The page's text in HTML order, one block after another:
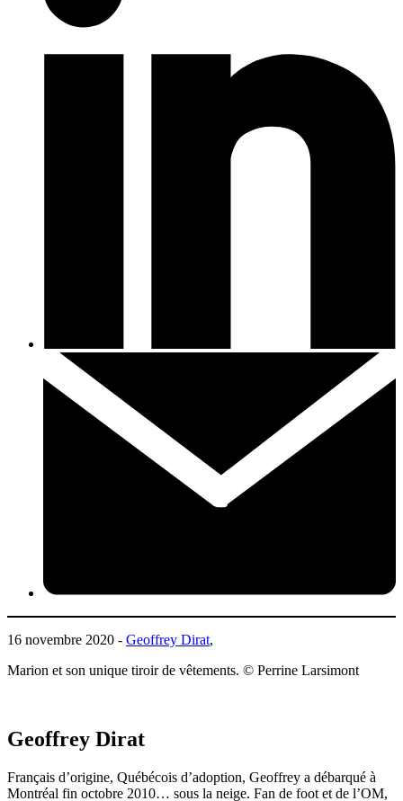
16 novembre 2020 - Geoffrey Dirat,
Marion et son unique tiroir de vêtements. © Perrine Larsimont
Geoffrey Dirat
Français d’origine, Québécois d’adoption, Geoffrey a débarqué à
Montréal fin octobre 2010… sous la neige. Fan de foot et de l’OM,